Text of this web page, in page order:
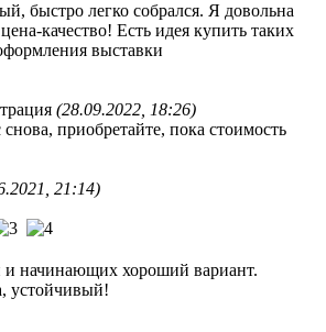
быстро легко собрался. Я довольна
качество! Есть идея купить таких
выставки
(28.09.2022, 18:26)
приобретайте, пока стоимость
21:14)
и начинающих хороший вариант.
устойчивый!